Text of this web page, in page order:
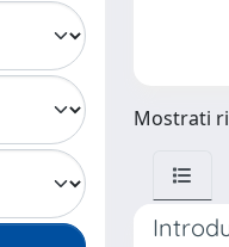
Mostrati